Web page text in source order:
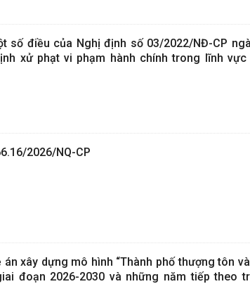
số điều của Nghị định số 03/2022/NĐ-CP
xử phạt vi phạm hành chính trong lĩnh
2026/NQ-CP
xây dựng mô hình “Thành phố thượng tôn
đoạn 2026-2030 và những năm tiếp theo